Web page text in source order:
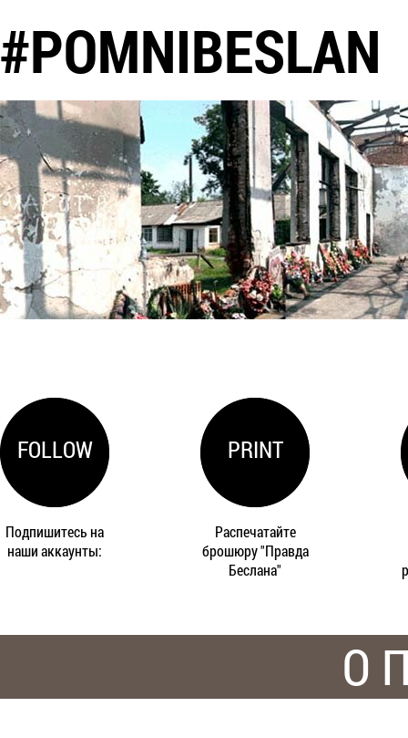
#POMNIBESLAN
FOLLOW
Подпишитесь на
наши аккаунты:
PRINT
Распечатайте
брошюру "Правда
Беслана"
О